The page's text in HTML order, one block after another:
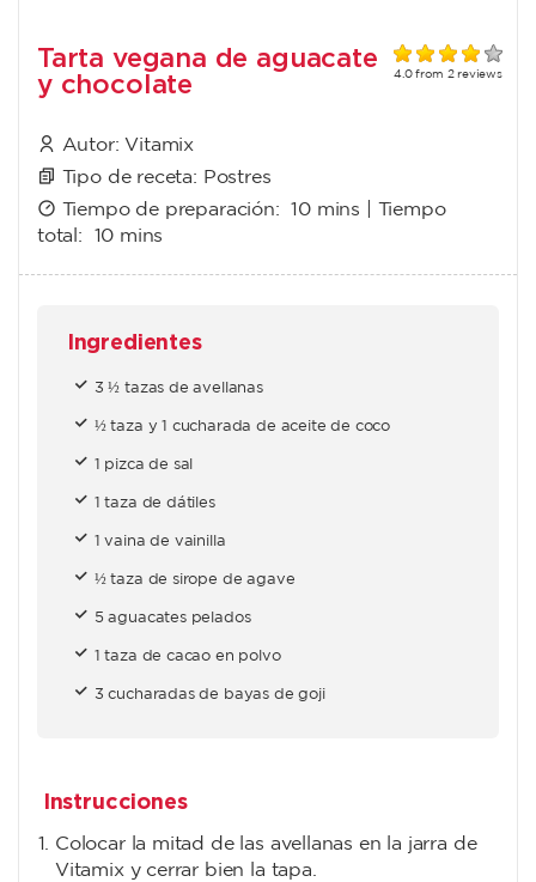
4.0from 2reviews
Tarta vegana de aguacate
y chocolate
Autor: Vitamix
Tipo de receta: Postres
Tiempo de preparación:10 mins | Tiempo
total: 10 mins
Ingredientes
3 ½ tazas de avellanas
½ taza y 1 cucharada de aceite de coco
1 pizca de sal
1 taza de dátiles
1 vaina de vainilla
½ taza de sirope de agave
5 aguacates pelados
1 taza de cacao en polvo
3 cucharadas de bayas de goji
Instrucciones
Colocar la mitad de las avellanas en la jarra de
Vitamix y cerrar bien la tapa.